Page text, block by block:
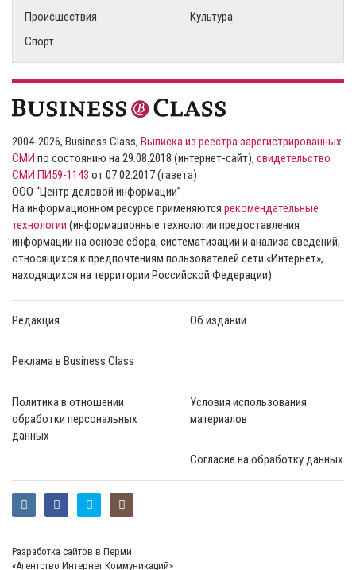
Происшествия
Культура
Спорт
2004-2026, Business Class, Выписка из реестра зарегистрированных
СМИ по состоянию на 29.08.2018 (интернет-сайт), свидетельство
СМИ ПИ59-1143 от 07.02.2017 (газета)
ООО “Центр деловой информации”
На информационном ресурсе применяются рекомендательные
технологии (информационные технологии предоставления
информации на основе сбора, систематизации и анализа сведений,
относящихся к предпочтениям пользователей сети «Интернет»,
находящихся на территории Российской Федерации).
Редакция Об издании
Реклама в Business Class
Политика в отношении
обработки персональных
данных
Условия использования
материалов
Согласие на обработку данных
Разработка сайтов в Перми
«Агентство Интернет Коммуникаций»